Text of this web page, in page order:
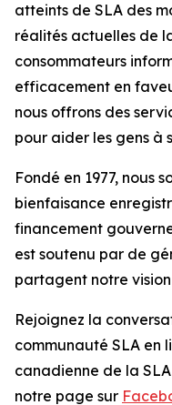
atteints de SLA des
réalités actuelles de
consommateurs
efficacement en
nous offrons des
pour aider les gens à
Fondé en 1977, nous
bienfaisance
financement
est soutenu par de
partagent notre
Rejoignez la
communauté SLA en
canadienne de la
notre page sur